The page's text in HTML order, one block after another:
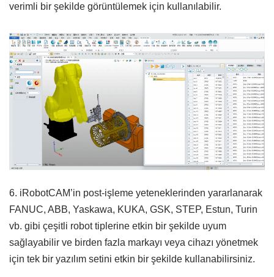
verimli bir şekilde görüntülemek için kullanılabilir.
6. iRobotCAM’in post-işleme yeteneklerinden yararlanarak
FANUC, ABB, Yaskawa, KUKA, GSK, STEP, Estun, Turin
vb. gibi çeşitli robot tiplerine etkin bir şekilde uyum
sağlayabilir ve birden fazla markayı veya cihazı yönetmek
için tek bir yazılım setini etkin bir şekilde kullanabilirsiniz.